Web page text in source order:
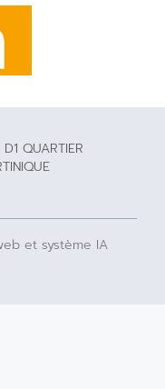
QUARTIER
et système IA